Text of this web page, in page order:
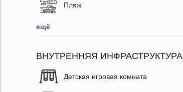
Пляж
ещё
ВНУТРЕННЯЯ ИНФРАСТРУКТУРА
Детская игровая комната